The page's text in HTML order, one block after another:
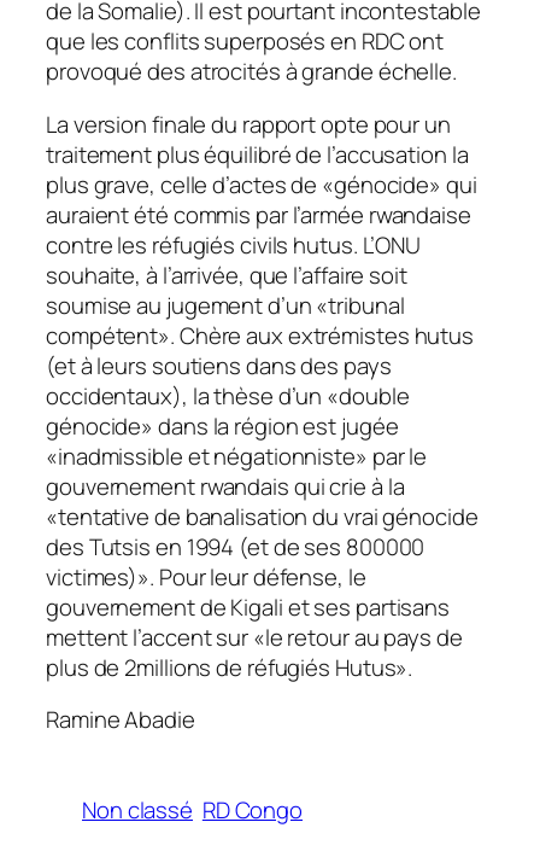
de la Somalie). Il est pourtant incontestable
que les conflits superposés en RDC ont
provoqué des atrocités à grande échelle.
La version finale du rapport opte pour un
traitement plus équilibré de l’accusation la
plus grave, celle d’actes de «génocide» qui
auraient été commis par l’armée rwandaise
contre les réfugiés civils hutus. L’ONU
souhaite, à l’arrivée, que l’affaire soit
soumise au jugement d’un «tribunal
compétent». Chère aux extrémistes hutus
(et à leurs soutiens dans des pays
occidentaux), la thèse d’un «double
génocide» dans la région est jugée
«inadmissible et négationniste» par le
gouvernement rwandais qui crie à la
«tentative de banalisation du vrai génocide
des Tutsis en 1994 (et de ses 800000
victimes)». Pour leur défense, le
gouvernement de Kigali et ses partisans
mettent l’accent sur «le retour au pays de
plus de 2millions de réfugiés Hutus».
Ramine Abadie
Non classé RD Congo